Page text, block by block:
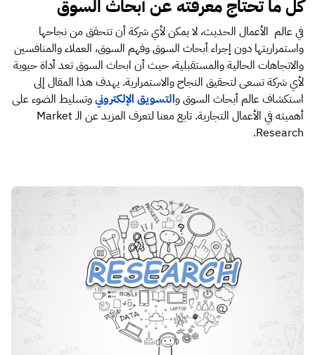
كل ما تحتاج معرفته عن أبحاث السوق
في عالم الأعمال الحديث، لا يمكن لأي شركة أن تتحقق من نجاحها
واستمراريتها دون إجراء أبحاث السوق وفهم السوق، العملاء والمنافسين
والاتجاهات الحالية والمستقبلية، حيث أن ابحاث السوق تعد أداة حيوية
لأي شركة تسعى لتحقيق النجاح والاستمرارية. يهدف هذا المقال إلى
استكشاف عالم أبحاث السوق والتسويق الإلكترونيوتسليط الضوء على
أهميته في الأعمال التجارية. تابع معنا لتعرف المزيد عن الـ Market
Research.